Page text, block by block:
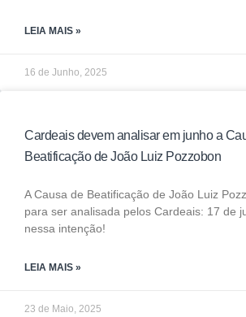
LEIA MAIS »
16 de Junho, 2025
Cardeais devem analisar em junho a
Beatificação de João Luiz Pozzobon
A Causa de Beatificação de João Luiz
para ser analisada pelos Cardeais: 17 de
nessa intenção!
LEIA MAIS »
23 de Maio, 2025